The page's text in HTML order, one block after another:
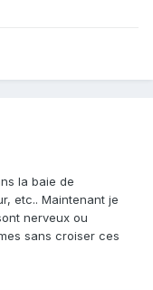
la baie de
etc.. Maintenant je
nerveux ou
sans croiser ces